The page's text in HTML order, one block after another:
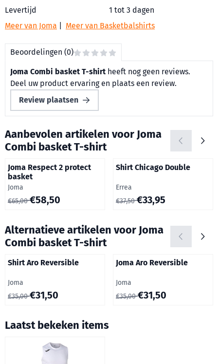
Levertijd
1 tot 3 dagen
Meer van Joma
Meer van Basketbalshirts
Beoordelingen (0)
Joma Combi basket T-shirt heeft nog geen reviews.
Deel uw product ervaring en plaats een review.
Review plaatsen
Aanbevolen artikelen voor Joma
Combi basket T-shirt
Joma Respect 2 protect
basket
Merk:
Joma
Van 65,00 voor 58,50
€65,00€58,50
Shirt Chicago Double
Merk:
Errea
Van 37,50 voor 33,95
€37,50€33,95
Alternatieve artikelen voor Joma
Combi basket T-shirt
Shirt Aro Reversible
Merk:
Joma
Van 35,00 voor 31,50
€35,00€31,50
Joma Aro Reversible
Merk:
Joma
Van 35,00 voor 31,50
€35,00€31,50
Laatst bekeken items